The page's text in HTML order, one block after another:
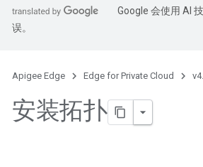
Google 会使用 AI
误。
Apigee Edge Edge for Private Cloud
安装拓扑